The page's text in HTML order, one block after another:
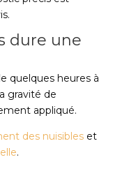
dure une
quelques heures à
gravité de
appliqué.
des nuisibleset
.